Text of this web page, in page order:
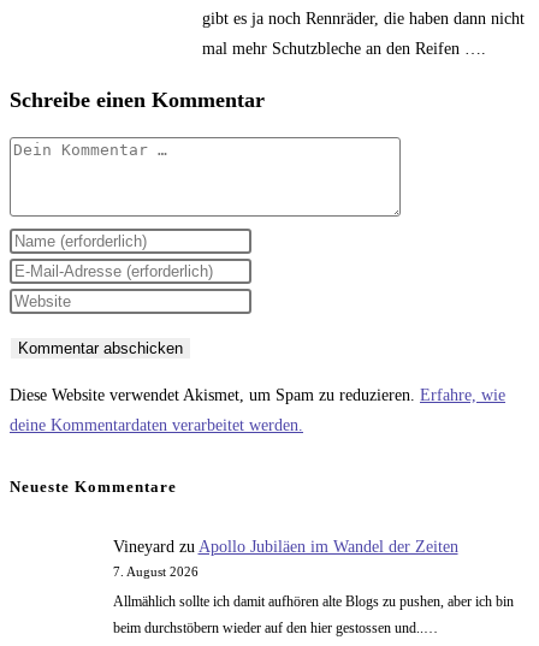
gibt es ja noch Rennräder, die haben dann nicht
mal mehr Schutzbleche an den Reifen ….
Schreibe einen Kommentar
Kommentar
Gib
deinen
Namen
zum
Kommentieren
Gib
deine
Adresse
zum
ein
Gib
URL
ein
Diese Website verwendet Akismet, um Spam zu reduzieren. Erfahre, wie
deine Kommentardaten verarbeitet werden.
Neueste Kommentare
Vineyard zu Apollo Jubiläen im Wandel der Zeiten
7. August 2026
Allmählich sollte ich damit aufhören alte Blogs zu pushen, aber ich bin
beim durchstöbern wieder auf den hier gestossen und..…